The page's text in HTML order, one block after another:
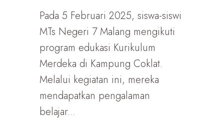
Pada 5 Februari 2025, siswa-siswi
MTs Negeri 7 Malang mengikuti
program edukasi Kurikulum
Merdeka di Kampung Coklat.
Melalui kegiatan ini, mereka
mendapatkan pengalaman
belajar...